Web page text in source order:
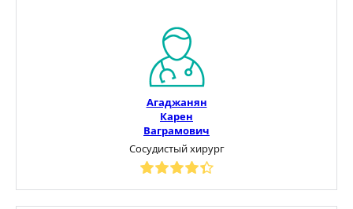
Агаджанян
Карен
Ваграмович
Сосудистый хирург